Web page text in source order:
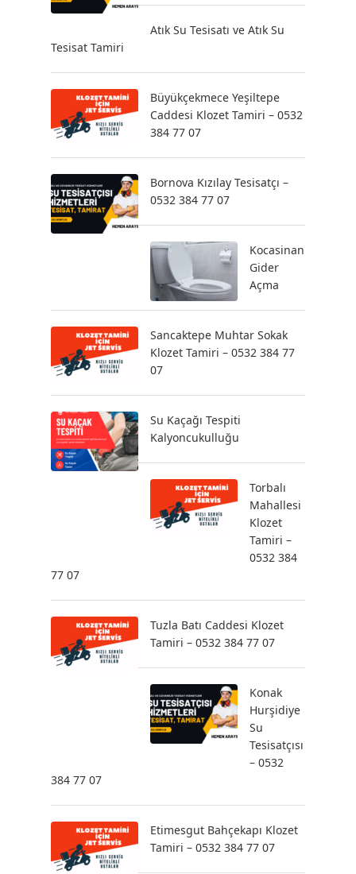
Atık Su Tesisatı ve Atık Su
Tesisat Tamiri
Büyükçekmece Yeşiltepe
Caddesi Klozet Tamiri – 0532
384 77 07
Bornova Kızılay Tesisatçı –
0532 384 77 07
Kocasinan
Gider
Açma
Sancaktepe Muhtar Sokak
Klozet Tamiri – 0532 384 77
07
Su Kaçağı Tespiti
Kalyoncukulluğu
Torbalı
Mahallesi
Klozet
Tamiri –
0532 384
77 07
Tuzla Batı Caddesi Klozet
Tamiri – 0532 384 77 07
Konak
Hurşidiye
Su
Tesisatçısı
– 0532
384 77 07
Etimesgut Bahçekapı Klozet
Tamiri – 0532 384 77 07